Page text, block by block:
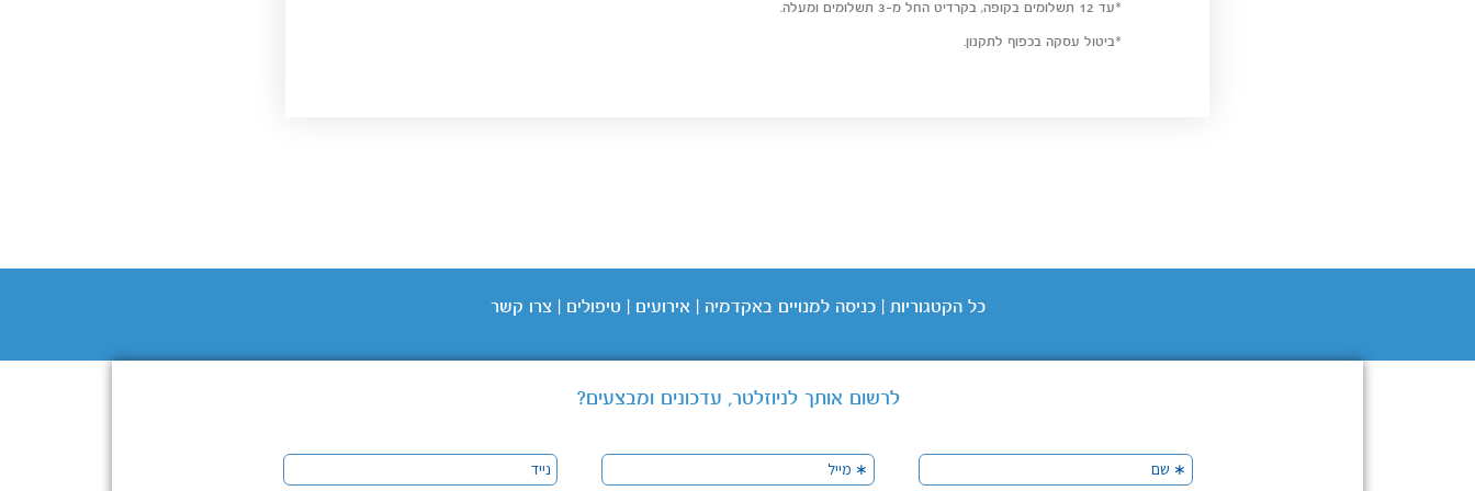
*עד 12 תשלומים בקופה, בקרדיט החל מ-3 תשלומים ומעלה.
*ביטול עסקה בכפוף לתקנון.
כל הקטגוריות |כניסהלמנויים באקדמיה | אירועים | טיפולים | צרו קשר
לרשום אותך לניוזלטר, עדכונים ומבצעים?